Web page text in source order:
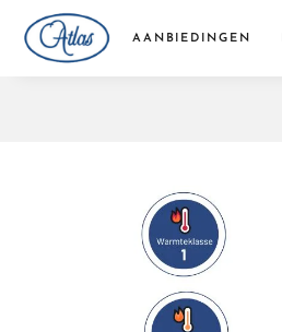
AANBIEDINGEN